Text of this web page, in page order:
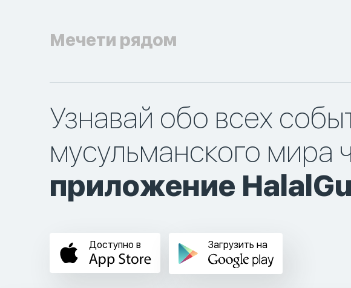
Мечети рядом
Узнавай обо всех
мусульманского мира
приложение
Доступно в Загрузить на